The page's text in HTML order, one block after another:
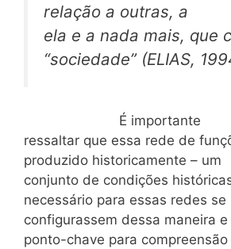
relação a outras, a
ela e a nada mais, que
“sociedade” (ELIAS,
É importante
ressaltar que essa rede de
produzido historicamente – um
conjunto de condições
necessário para essas redes se
configurassem dessa maneira
ponto-chave para